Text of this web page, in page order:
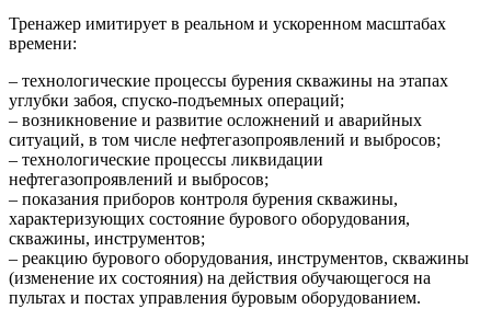
Тренажер имитирует в реальном и ускоренном масштабах
времени:
– технологические процессы бурения скважины на этапах
углубки забоя, спуско-подъемных операций;
– возникновение и развитие осложнений и аварийных
ситуаций, в том числе нефтегазопроявлений и выбросов;
– технологические процессы ликвидации
нефтегазопроявлений и выбросов;
– показания приборов контроля бурения скважины,
характеризующих состояние бурового оборудования,
скважины, инструментов;
– реакцию бурового оборудования, инструментов, скважины
(изменение их состояния) на действия обучающегося на
пультах и постах управления буровым оборудованием.